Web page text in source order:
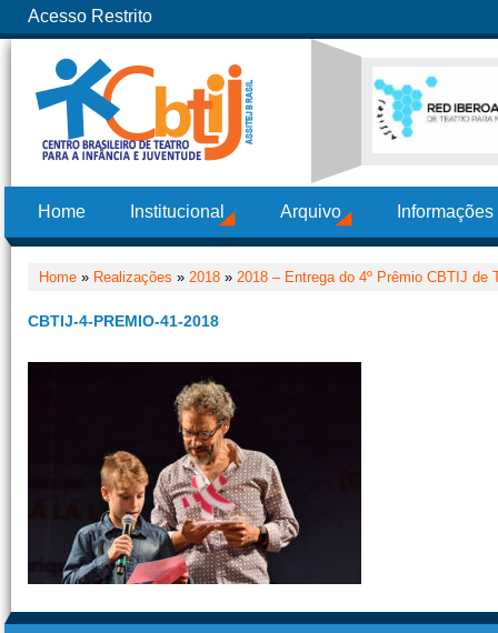
Acesso Restrito
Home Institucional Arquivo
Home » Realizações » 2018 » 2018 – Entrega do 4º Prêmio CBTIJ de
CBTIJ-4-PREMIO-41-2018